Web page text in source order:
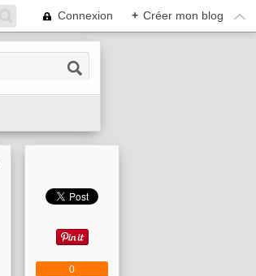
Connexion + Créer mon blog
0